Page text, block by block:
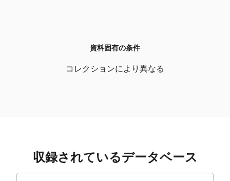
資料固有の条件
コレクションにより異なる
収録されているデータベース